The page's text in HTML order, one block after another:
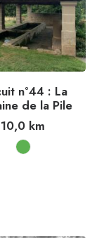
n°44 : La
de la Pile
10,0 km